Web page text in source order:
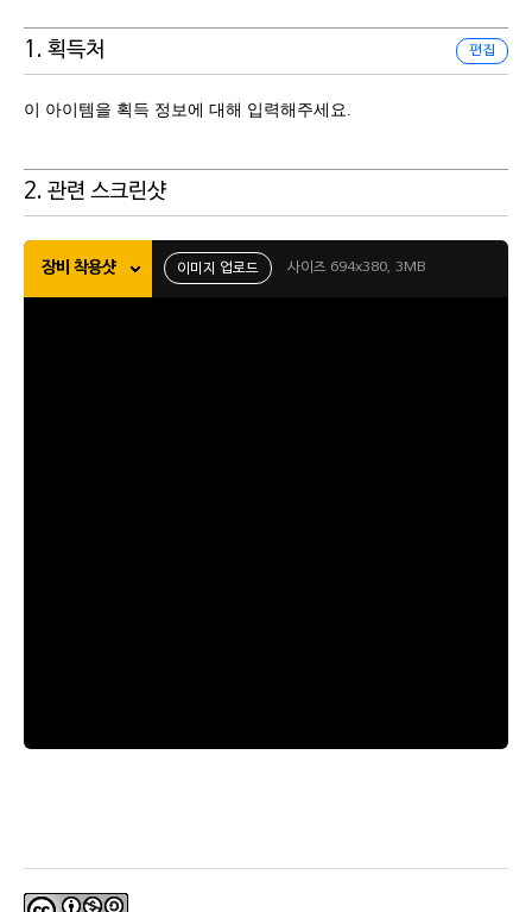
1. 획득처 편집
이 아이템을 획득 정보에 대해 입력해주세요.
2. 관련 스크린샷
장비 착용샷 이미지 업로드 사이즈 694x380, 3MB